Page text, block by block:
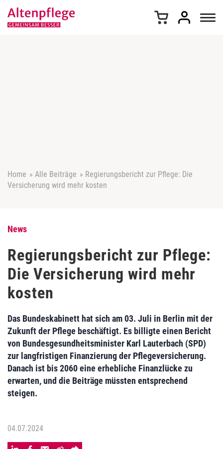
Home » Alle Beiträge » Regierungsbericht zur Pflege: Die
Versicherung wird mehr kosten
News
Regierungsbericht zur Pflege:
Die Versicherung wird mehr
kosten
Das Bundeskabinett hat sich am 03. Juli in Berlin mit der
Zukunft der Pflege beschäftigt. Es billigte einen Bericht
von Bundesgesundheitsminister Karl Lauterbach (SPD)
zur langfristigen Finanzierung der Pflegeversicherung.
Danach ist bis 2060 eine erhebliche Finanzlücke zu
erwarten, und die Beiträge müssten entsprechend
steigen.
04.07.2024